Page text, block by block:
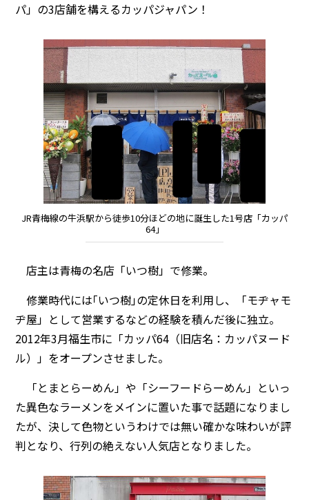
パ」の3店舗を構えるカッパジャパン！
JR青梅線の牛浜駅から徒歩10分ほどの地に誕生した1号店「カッパ
64」
店主は青梅の名店「いつ樹」で修業。
修業時代には｢いつ樹｣の定休日を利用し、「モヂャモ
ヂ屋」として営業するなどの経験を積んだ後に独立。
2012年3月福生市に「カッパ64（旧店名：カッパヌード
ル）」をオープンさせました。
「とまとらーめん」や「シーフードらーめん」といっ
た異色なラーメンをメインに置いた事で話題になりまし
たが、決して色物というわけでは無い確かな味わいが評
判となり、行列の絶えない人気店となりました。